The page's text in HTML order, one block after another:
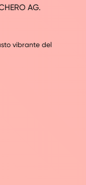
AG.
vibrante del